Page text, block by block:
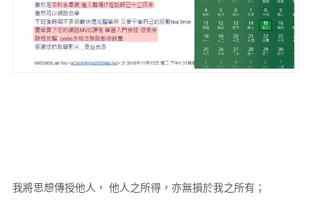
我將思想傳授他人， 他人之所得，亦無損於我之所有；